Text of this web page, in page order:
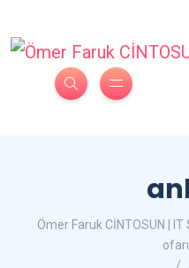
Ömer Faruk CİNTOSUN |